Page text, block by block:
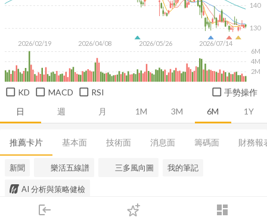
login dashboard
下單
日 週 月 1M 3M 6M 1Y
2026/02/19 2026/04/08 2026/05/26 2026/07/14
130
140
2M
4M
6M
KD MACD RSI 手勢操作
推薦卡片 基本面 技術面 消息面 籌碼面 財務報
新聞 樂活五線譜 三多風向圖 我的筆記
AI 分析與策略健檢